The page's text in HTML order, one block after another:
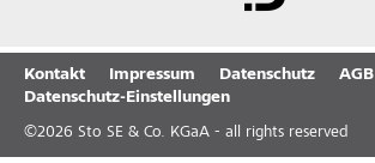
Kontakt Impressum Datenschutz
AGB
Datenschutz-Einstellungen
©2026 Sto SE & Co. KGaA - all rights reserved